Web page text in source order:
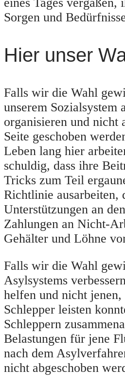
Sorgen und
Hier unser
Falls wir die Wahl
unserem Sozialsystem
organisieren und nicht
Seite geschoben
Leben lang hier
schuldig, dass ihre
Tricks zum Teil
Richtlinie ausarbeiten,
Unterstützungen an
Zahlungen an Nicht-
Gehälter und Löhne
Falls wir die Wahl
Asylsystems
helfen und nicht
Schlepper leisten
Schleppern
Belastungen für jene
nach dem
nicht abgeschoben